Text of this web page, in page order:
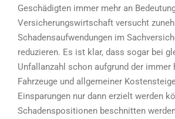
Geschädigten immer mehr an
Versicherungswirtschaft versucht
Schadensaufwendungen im
reduzieren. Es ist klar, dass sogar bei
Unfallanzahl schon aufgrund der immer
Fahrzeuge und allgemeiner
Einsparungen nur dann erzielt werden
Schadenspositionen beschnitten